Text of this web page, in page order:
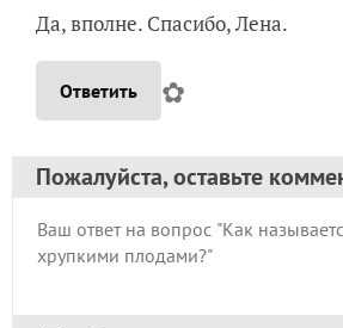
Да, вполне. Спасибо, Лена.
Ответить ✿
Пожалуйста, оставьте